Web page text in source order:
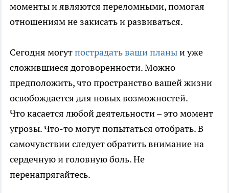
моменты и являются переломными, помогая
отношениям не закисать и развиваться.
Сегодня могутпострадать ваши планыи уже
сложившиеся договоренности. Можно
предположить, что пространство вашей жизни
освобождается для новых возможностей.
Что касается любой деятельности – это момент
угрозы. Что-то могут попытаться отобрать. В
самочувствии следует обратить внимание на
сердечную и головную боль. Не
перенапрягайтесь.